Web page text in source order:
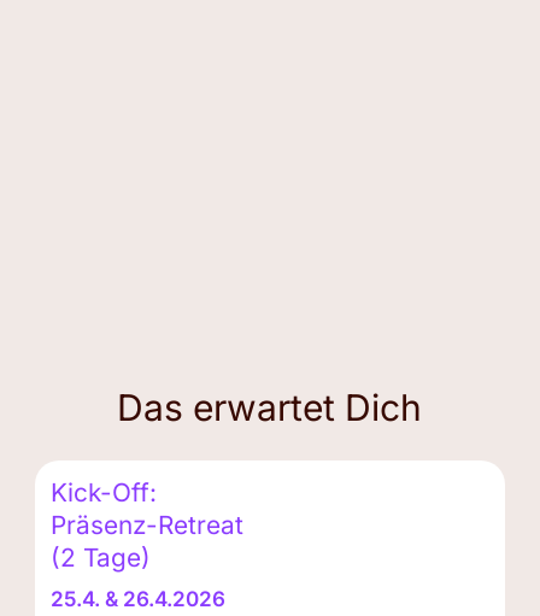
Das erwartet Dich
Kick-Off:
Präsenz-Retreat
(2 Tage)
25.4. & 26.4.2026